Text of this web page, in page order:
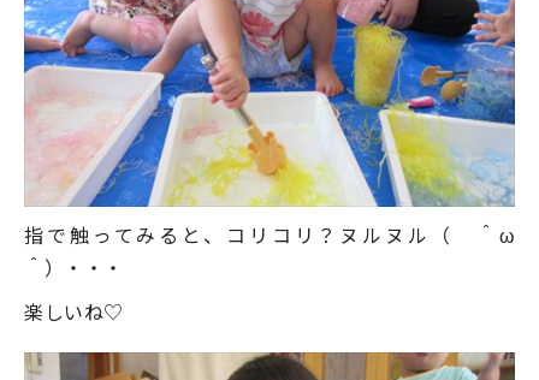
指で触ってみると、コリコリ？ヌルヌル（ ＾ω
＾）・・・
楽しいね♡